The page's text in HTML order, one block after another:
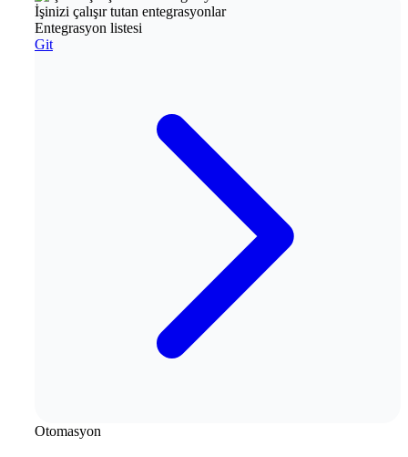
İşinizi çalışır tutan entegrasyonlar
Entegrasyon listesi
Git
Otomasyon